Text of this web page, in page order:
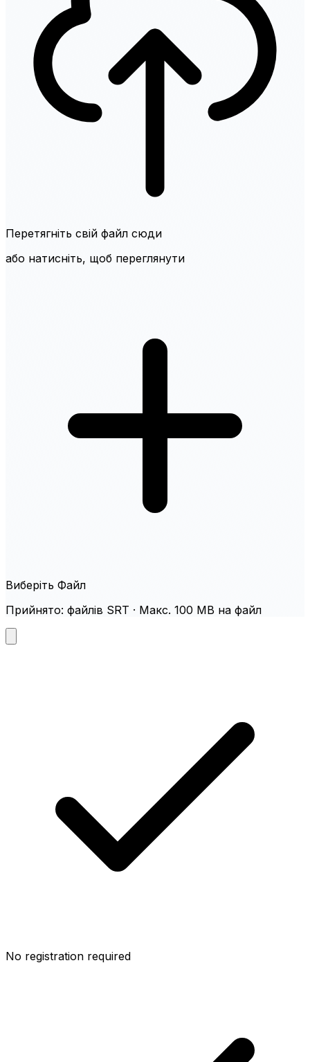
Перетягніть свій файл сюди
або натисніть, щоб переглянути
Виберіть Файл
Прийнято: файлів SRT · Макс. 100 MB на файл
No registration required